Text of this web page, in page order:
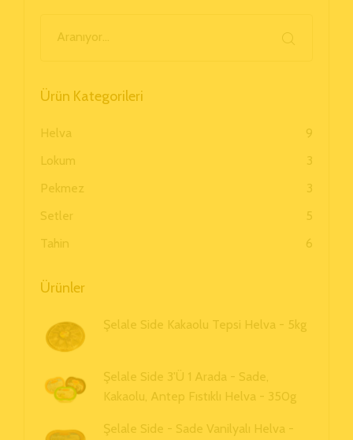
Ürün Kategorileri
Helva
9
Lokum
3
Pekmez
3
Setler
5
Tahin
6
Ürünler
Şelale Side Kakaolu Tepsi Helva - 5kg
Şelale Side 3'ü 1 Arada - Sade,
Kakaolu, Antep Fıstıklı Helva - 350g
Şelale Side - Sade Vanilyalı Helva -